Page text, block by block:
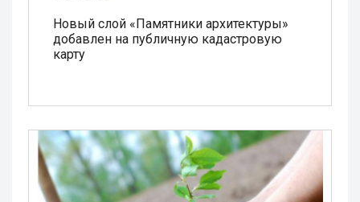
Новый слой «Памятники архитектуры»
добавлен на публичную кадастровую
карту